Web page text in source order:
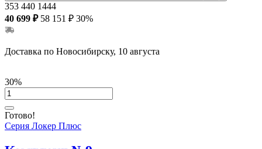
353 440 1444
40 699 ₽ 58 151 ₽ 30%
Доставка по Новосибирску, 10 августа
30%
Готово!
Серия Локер Плюс